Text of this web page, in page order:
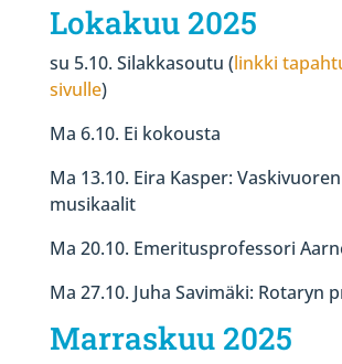
Lokakuu 2025
su 5.10. Silakkasoutu (linkki
sivulle)
Ma 6.10. Ei kokousta
Ma 13.10. Eira Kasper:
musikaalit
Ma 20.10. Emeritusprofessori
Ma 27.10. Juha Savimäki: Rotaryn
Marraskuu 2025